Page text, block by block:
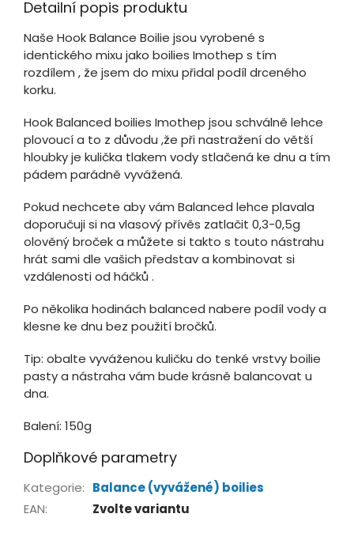
Detailní popis produktu
Naše Hook Balance Boilie jsou vyrobené s
identického mixu jako boilies Imothep s tím
rozdílem , že jsem do mixu přidal podíl drceného
korku.
Hook Balanced boilies Imothep jsou schválně lehce
plovoucí a to z důvodu ,že při nastražení do větší
hloubky je kulička tlakem vody stlačená ke dnu a tím
pádem parádně vyvážená.
Pokud nechcete aby vám Balanced lehce plavala
doporučuji si na vlasový přívěs zatlačit 0,3-0,5g
olověný broček a můžete si takto s touto nástrahu
hrát sami dle vašich představ a kombinovat si
vzdálenosti od háčků .
Po několika hodinách balanced nabere podíl vody a
klesne ke dnu bez použití bročků.
Tip: obalte vyváženou kuličku do tenké vrstvy boilie
pasty a nástraha vám bude krásně balancovat u
dna.
Balení: 150g
Doplňkové parametry
Kategorie: Balance (vyvážené) boilies
EAN: Zvolte variantu